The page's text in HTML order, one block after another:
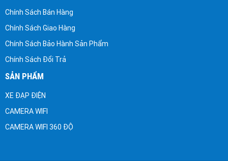
Chính Sách Bán Hàng
Chính Sách Giao Hàng
Chính Sách Bảo Hành Sản Phẩm
Chính Sách Đổi Trả
SẢN PHẨM
XE ĐẠP ĐIỆN
CAMERA WIFI
CAMERA WIFI 360 ĐỘ